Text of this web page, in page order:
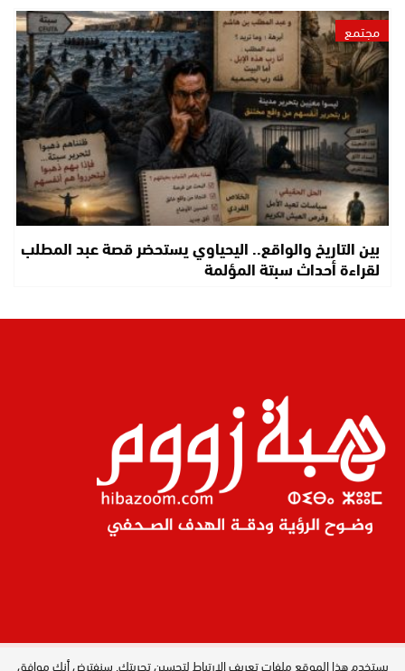
مجتمع
بين التاريخ والواقع.. اليحياوي يستحضر قصة عبد المطلب
لقراءة أحداث سبتة المؤلمة
يستخدم هذا الموقع ملفات تعريف الارتباط لتحسين تجربتك. سنفترض أنك موافق